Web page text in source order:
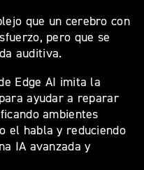
que un cerebro con
pero que se
auditiva.
Edge AI imita la
ayudar a reparar
ambientes
el habla y reduciendo
IA avanzada y